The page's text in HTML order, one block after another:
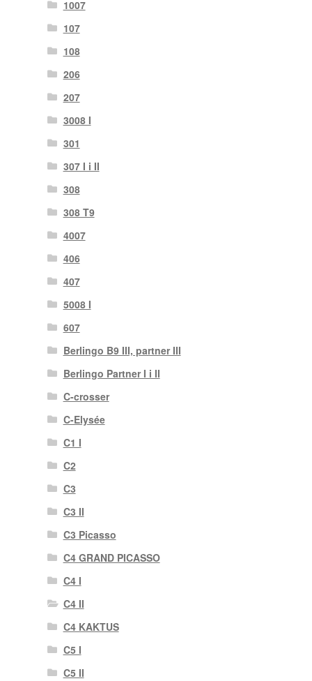
1007
107
108
206
207
3008 I
301
307 I i II
308
308 T9
4007
406
407
5008 I
607
Berlingo B9 III, partner III
Berlingo Partner I i II
C-crosser
C-Elysée
C1 I
C2
C3
C3 II
C3 Picasso
C4 GRAND PICASSO
C4 I
C4 II
C4 KAKTUS
C5 I
C5 II